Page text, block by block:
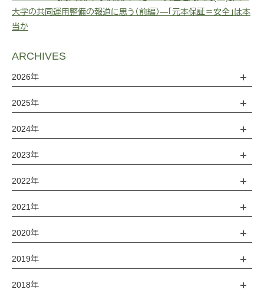
大学の共同運用整備の報道に思う（前編）―「元本保証＝安全」は本
当か
ARCHIVES
2026年
2025年
2024年
2023年
2022年
2021年
2020年
2019年
2018年